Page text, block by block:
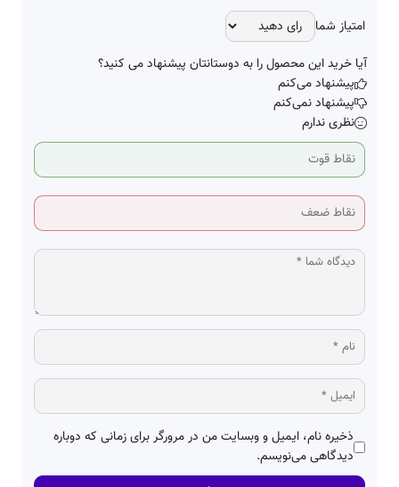
امتیاز شما
آیا خرید این محصول را به دوستانتان پیشنهاد می کنید؟
پیشنهاد می‌کنم
پیشنهاد نمی‌کنم
نظری ندارم
ذخیره نام، ایمیل و وبسایت من در مرورگر برای زمانی که دوباره
دیدگاهی می‌نویسم.